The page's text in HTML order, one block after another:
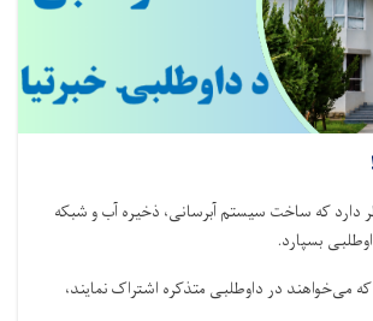
دارد که ساخت سیستم آبرسانی، ذخیره آب و شبکه
بسپارد.
در داوطلبی متذکره اشتراک نمایند،